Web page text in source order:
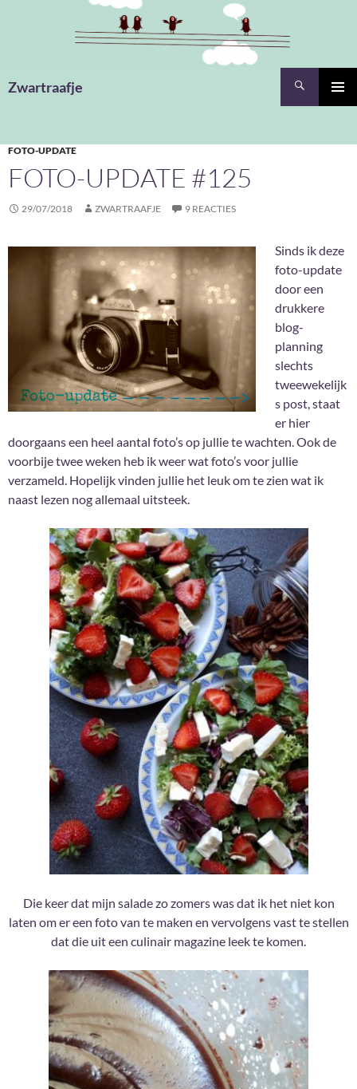
Zwartraafje
FOTO-UPDATE
FOTO-UPDATE #125
29/07/2018 ZWARTRAAFJE 9 REACTIES
Sinds ik deze
foto-update
door een
drukkere
blog-
planning
slechts
tweewekelijk
s post, staat
er hier
doorgaans een heel aantal foto’s op jullie te wachten. Ook de
voorbije twee weken heb ik weer wat foto’s voor jullie
verzameld. Hopelijk vinden jullie het leuk om te zien wat ik
naast lezen nog allemaal uitsteek.
Die keer dat mijn salade zo zomers was dat ik het niet kon
laten om er een foto van te maken en vervolgens vast te stellen
dat die uit een culinair magazine leek te komen.